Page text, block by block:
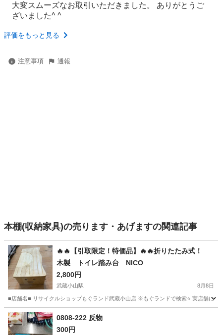
大変スムーズなお取引いただきました。 ありがとうご
ざいました^ ^
評価をもっと見る
注意事項 通報
本棚(収納家具)の売ります・あげますの関連記事
🔥🔥【引取限定！特価品】🔥🔥折りたたみ式！
木製 トイレ踏み台 NICO
2,800円
武蔵小山駅 8月8日
■店舗名■ リサイクルショップもぐランド武蔵小山店 ※もぐランドで検索⭐ 実店舗に
東京 品川区 武蔵小山駅
0808-222 反物
300円